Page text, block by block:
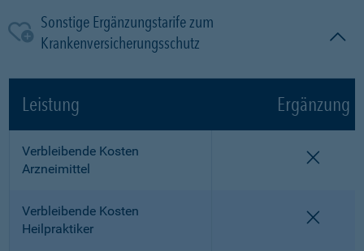
Sonstige Ergänzungstarife zum
Krankenversicherungsschutz
Leistung Ergänzung
Verbleibende Kosten
Arzneimittel
Verbleibende Kosten
Heilpraktiker